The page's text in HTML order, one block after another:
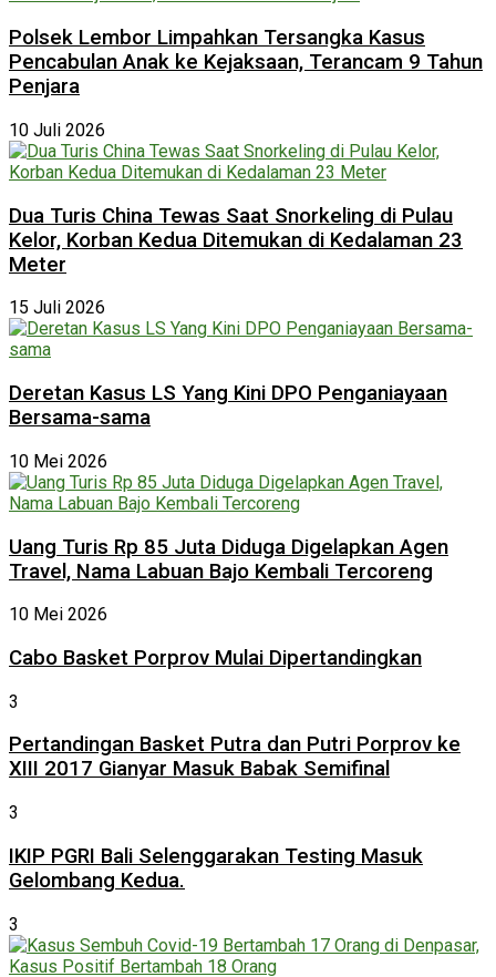
Polsek Lembor Limpahkan Tersangka Kasus
Pencabulan Anak ke Kejaksaan, Terancam 9 Tahun
Penjara
10 Juli 2026
Dua Turis China Tewas Saat Snorkeling di Pulau
Kelor, Korban Kedua Ditemukan di Kedalaman 23
Meter
15 Juli 2026
Deretan Kasus LS Yang Kini DPO Penganiayaan
Bersama-sama
10 Mei 2026
Uang Turis Rp 85 Juta Diduga Digelapkan Agen
Travel, Nama Labuan Bajo Kembali Tercoreng
10 Mei 2026
Cabo Basket Porprov Mulai Dipertandingkan
3
Pertandingan Basket Putra dan Putri Porprov ke
XIII 2017 Gianyar Masuk Babak Semifinal
3
IKIP PGRI Bali Selenggarakan Testing Masuk
Gelombang Kedua.
3